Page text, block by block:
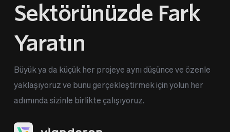
Sektörünüzde Fark
Yaratın
Büyük ya da küçük her projeye aynı düşünce ve özenle
yaklaşıyoruz ve bunu gerçekleştirmek için yolun her
adımında sizinle birlikte çalışıyoruz.